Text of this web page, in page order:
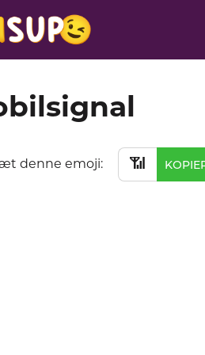
denne emoji: 📶